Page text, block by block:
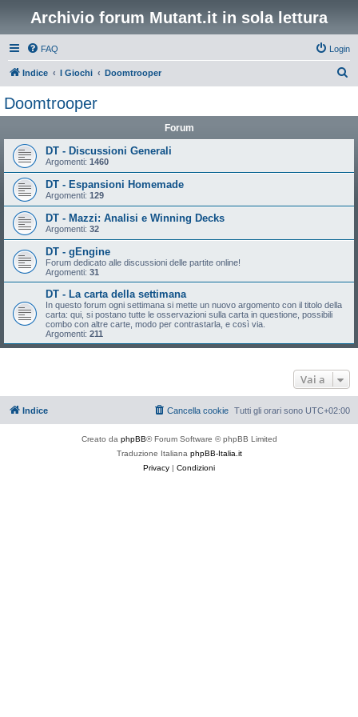
Archivio forum Mutant.it in sola lettura
FAQ Login
Indice I Giochi Doomtrooper
Doomtrooper
Forum
DT - Discussioni Generali
Argomenti: 1460
DT - Espansioni Homemade
Argomenti: 129
DT - Mazzi: Analisi e Winning Decks
Argomenti: 32
DT - gEngine
Forum dedicato alle discussioni delle partite online!
Argomenti: 31
DT - La carta della settimana
In questo forum ogni settimana si mette un nuovo argomento con il titolo della
carta: qui, si postano tutte le osservazioni sulla carta in questione, possibili
combo con altre carte, modo per contrastarla, e così via.
Argomenti: 211
Vai a
Indice Tutti gli orari sono UTC+02:00
Cancella cookie
Creato da phpBB® Forum Software © phpBB Limited
Traduzione Italiana phpBB-Italia.it
Privacy | Condizioni